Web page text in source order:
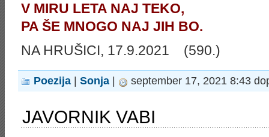
V MIRU LETA NAJ TEKO,
PA ŠE MNOGO NAJ JIH BO.
NA HRUŠICI, 17.9.2021
(590.)
Poezija Sonja september 17, 2021 8:43
JAVORNIK VABI